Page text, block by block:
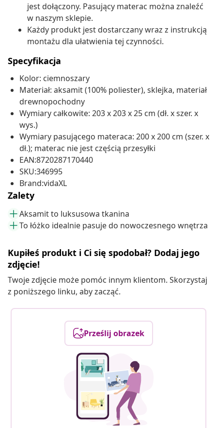
jest dołączony. Pasujący materac można znaleźć
w naszym sklepie.
Każdy produkt jest dostarczany wraz z instrukcją
montażu dla ułatwienia tej czynności.
Specyfikacja
Kolor: ciemnoszary
Materiał: aksamit (100% poliester), sklejka, materiał
drewnopochodny
Wymiary całkowite: 203 x 203 x 25 cm (dł. x szer. x
wys.)
Wymiary pasującego materaca: 200 x 200 cm (szer. x
dł.); materac nie jest częścią przesyłki
EAN:8720287170440
SKU:346995
Brand:vidaXL
Zalety
Aksamit to luksusowa tkanina
To łóżko idealnie pasuje do nowoczesnego wnętrza
Kupiłeś produkt i Ci się spodobał? Dodaj jego
zdjęcie!
Twoje zdjęcie może pomóc innym klientom. Skorzystaj
z poniższego linku, aby zacząć.
Prześlij obrazek